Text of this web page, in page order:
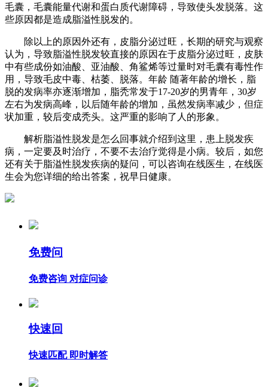
毛囊，毛囊能量代谢和蛋白质代谢障碍，导致使头发脱落。这
些原因都是造成脂溢性脱发的。
除以上的原因外还有，皮脂分泌过旺，长期的研究与观察
认为，导致脂溢性脱发较直接的原因在于皮脂分泌过旺，皮肤
中有些成份如油酸、亚油酸、角鲨烯等过量时对毛囊有毒性作
用，导致毛皮中毒、枯萎、脱落。年龄 随著年龄的增长，脂
脱的发病率亦逐渐增加，脂秃常发于17-20岁的男青年，30岁
左右为发病高峰，以后随年龄的增加，虽然发病率减少，但症
状加重，较后变成秃头。这严重的影响了人的形象。
解析脂溢性脱发是怎么回事就介绍到这里，患上脱发疾
病，一定要及时治疗，不要不去治疗觉得是小病。较后，如您
还有关于脂溢性脱发疾病的疑问，可以咨询在线医生，在线医
生会为您详细的给出答案，祝早日健康。
免费问
免费咨询 对症问诊
快速回
快速匹配 即时解答